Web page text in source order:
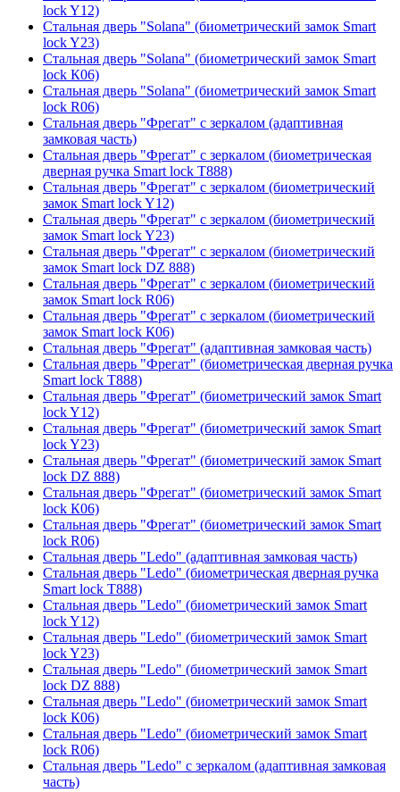
lock Y12)
Стальная дверь "Solana" (биометрический замок Smart
lock Y23)
Стальная дверь "Solana" (биометрический замок Smart
lock К06)
Стальная дверь "Solana" (биометрический замок Smart
lock R06)
Стальная дверь "Фрегат" с зеркалом (адаптивная
замковая часть)
Стальная дверь "Фрегат" с зеркалом (биометрическая
дверная ручка Smart lock T888)
Стальная дверь "Фрегат" с зеркалом (биометрический
замок Smart lock Y12)
Стальная дверь "Фрегат" с зеркалом (биометрический
замок Smart lock Y23)
Стальная дверь "Фрегат" с зеркалом (биометрический
замок Smart lock DZ 888)
Стальная дверь "Фрегат" с зеркалом (биометрический
замок Smart lock R06)
Стальная дверь "Фрегат" с зеркалом (биометрический
замок Smart lock К06)
Стальная дверь "Фрегат" (адаптивная замковая часть)
Стальная дверь "Фрегат" (биометрическая дверная ручка
Smart lock T888)
Стальная дверь "Фрегат" (биометрический замок Smart
lock Y12)
Стальная дверь "Фрегат" (биометрический замок Smart
lock Y23)
Стальная дверь "Фрегат" (биометрический замок Smart
lock DZ 888)
Стальная дверь "Фрегат" (биометрический замок Smart
lock К06)
Стальная дверь "Фрегат" (биометрический замок Smart
lock R06)
Стальная дверь "Ledo" (адаптивная замковая часть)
Стальная дверь "Ledo" (биометрическая дверная ручка
Smart lock T888)
Стальная дверь "Ledo" (биометрический замок Smart
lock Y12)
Стальная дверь "Ledo" (биометрический замок Smart
lock Y23)
Стальная дверь "Ledo" (биометрический замок Smart
lock DZ 888)
Стальная дверь "Ledo" (биометрический замок Smart
lock К06)
Стальная дверь "Ledo" (биометрический замок Smart
lock R06)
Стальная дверь "Ledo" с зеркалом (адаптивная замковая
часть)